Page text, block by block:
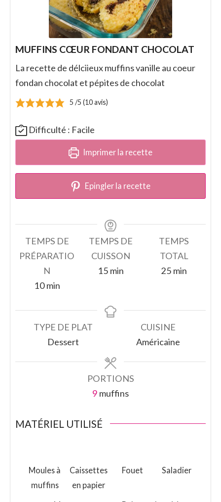
MUFFINS CŒUR FONDANT CHOCOLAT
La recette de délciieux muffins vanille au coeur
fondan chocolat et pépites de chocolat
5 /5 (10avis)
Difficulté : Facile
Imprimer la recette
Epingler la recette
TEMPS DE
PRÉPARATIO
N
10minutes
min
TEMPS DE
CUISSON
15minutes
min
TEMPS
TOTAL
25 minutes
min
TYPE DE PLAT
Dessert
CUISINE
Américaine
PORTIONS
9 muffins
MATÉRIEL UTILISÉ
Moules à
muffins
Caissettes
en papier
Fouet Saladier